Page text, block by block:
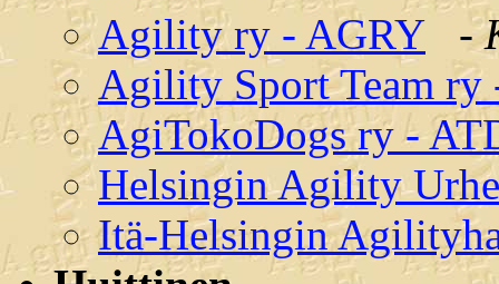
Agility ry - AGRY -
Agility Sport Team ry
AgiTokoDogs ry -
Helsingin Agility
Itä-Helsingin